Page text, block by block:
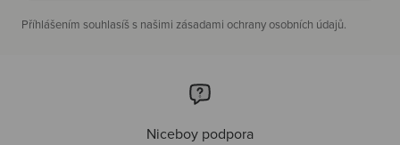
Příhlášením souhlasíš s našimi zásadami ochrany osobních údajů.
Niceboy podpora